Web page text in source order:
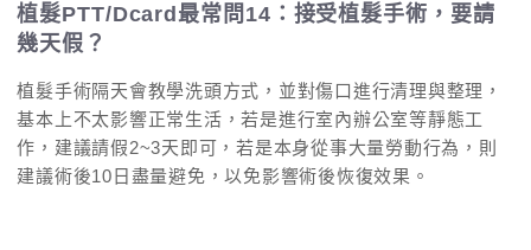
植髮PTT/Dcard最常問14：接受植髮手術，要請
幾天假？
植髮手術隔天會教學洗頭方式，並對傷口進行清理與整理，
基本上不太影響正常生活，若是進行室內辦公室等靜態工
作，建議請假2~3天即可，若是本身從事大量勞動行為，則
建議術後10日盡量避免，以免影響術後恢復效果。